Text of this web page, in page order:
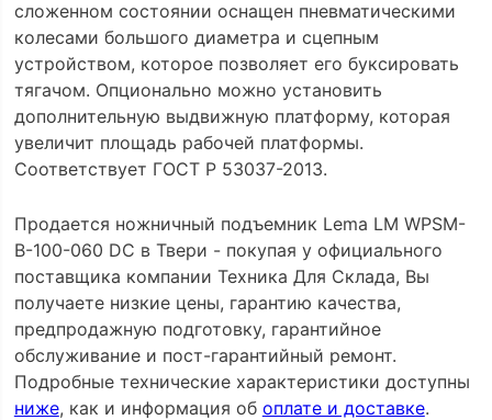
сложенном состоянии оснащен пневматическими
колесами большого диаметра и сцепным
устройством, которое позволяет его буксировать
тягачом. Опционально можно установить
дополнительную выдвижную платформу, которая
увеличит площадь рабочей платформы.
Соответствует ГОСТ Р 53037-2013.
Продается ножничный подъемник Lema LM WPSM-
B-100-060 DC в Твери - покупая у официального
поставщика компании Техника Для Склада, Вы
получаете низкие цены, гарантию качества,
предпродажную подготовку, гарантийное
обслуживание и пост-гарантийный ремонт.
Подробные технические характеристики доступны
ниже, как и информация об оплате и доставке.